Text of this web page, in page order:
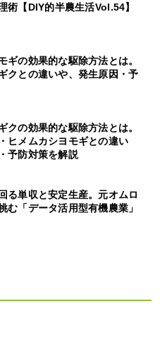
術【DIY的半農生活Vol.54】
ギの効果的な駆除方法とは。
クとの違いや、発生原因・予
クの効果的な駆除方法とは。
ヒメムカシヨモギとの違い
予防対策を解説
る単収と安定生産。元オムロ
む「データ活用型有機農業」